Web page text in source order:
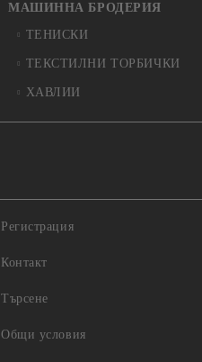
МАШИННА БРОДЕРИЯ
ТЕНИСКИ
ТЕКСТИЛНИ ТОРБИЧКИ
ХАВЛИИ
Регистрация
Контакт
Търсене
Общи условия